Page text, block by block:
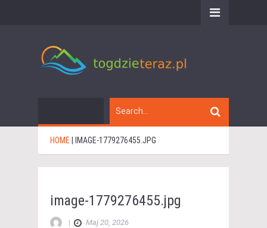
HOME IMAGE-1779276455.JPG
image-1779276455.jpg
| Maj 20, 2026